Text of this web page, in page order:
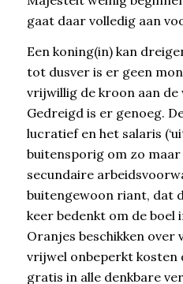
gaat daar volledig aan
Een koning(in) kan
tot dusver is er geen
vrijwillig de kroon aan de
Gedreigd is er genoeg.
lucratief en het salaris
buitensporig om zo
secundaire
buitengewoon riant, dat
keer bedenkt om de boel
Oranjes beschikken over
vrijwel onbeperkt kosten
gratis in alle denkbare